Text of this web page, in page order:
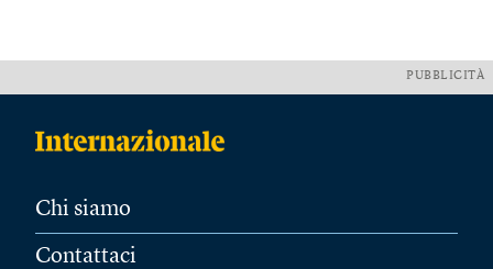
PUBBLICITÀ
Chi siamo
Contattaci